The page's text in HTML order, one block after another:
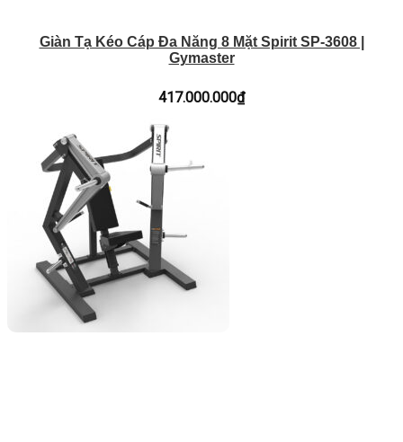
Giàn Tạ Kéo Cáp Đa Năng 8 Mặt Spirit SP-3608 |
Gymaster
417.000.000₫